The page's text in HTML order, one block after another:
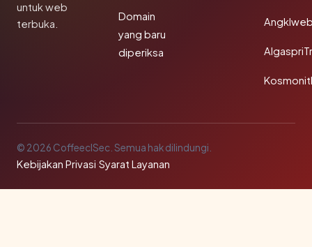
untuk web
terbuka.
Domain
yang baru
diperiksa
© 2026 CoffeeclSec. Semua hak dilindungi.
Kebijakan Privasi·Syarat Layanan